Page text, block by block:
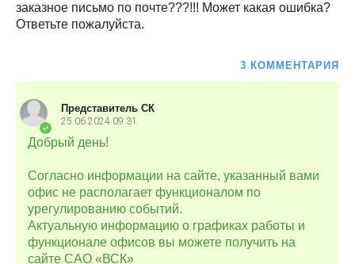
заказное письмо по почте???!!! Может какая ошибка?
Ответьте пожалуйста.
3 КОММЕНТАРИЯ
Представитель СК
25.06.2024 09:31
Добрый день!
Согласно информации на сайте, указанный вами
офис не располагает функционалом по
урегулированию событий.
Актуальную информацию о графиках работы и
функционале офисов вы можете получить на
сайте САО «ВСК»